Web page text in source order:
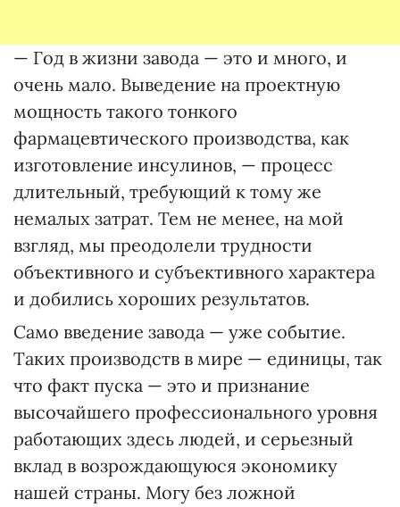
— Год в жизни завода — это и много, и
очень мало. Выведение на проектную
мощность такого тонкого
фармацевтического производства, как
изготовление инсулинов, — процесс
длительный, требующий к тому же
немалых затрат. Тем не менее, на мой
взгляд, мы преодолели трудности
объективного и субъективного характера
и добились хороших результатов.
Само введение завода — уже событие.
Таких производств в мире — единицы, так
что факт пуска — это и признание
высочайшего профессионального уровня
работающих здесь людей, и серьезный
вклад в возрождающуюся экономику
нашей страны. Могу без ложной